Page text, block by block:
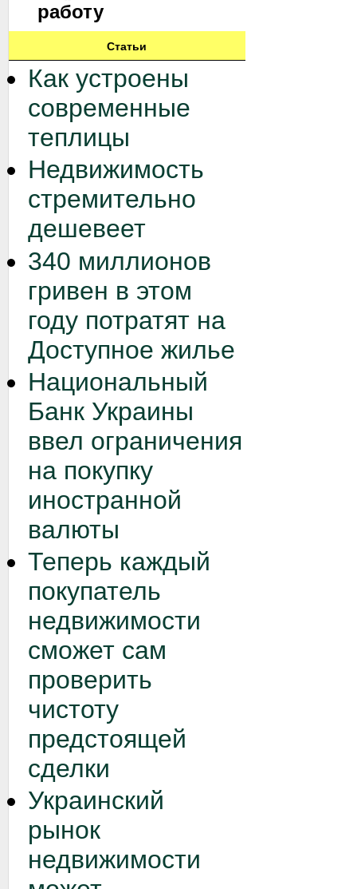
работу
Статьи
Как устроены
современные
теплицы
Недвижимость
стремительно
дешевеет
340 миллионов
гривен в этом
году потратят на
Доступное жилье
Национальный
Банк Украины
ввел ограничения
на покупку
иностранной
валюты
Теперь каждый
покупатель
недвижимости
сможет сам
проверить
чистоту
предстоящей
сделки
Украинский
рынок
недвижимости